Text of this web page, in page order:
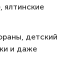
ялтинские
детский
и даже